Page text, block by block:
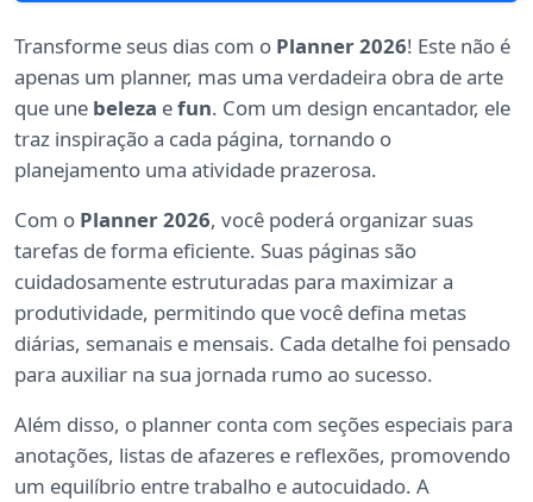
Transforme seus dias com o Planner 2026! Este não é
apenas um planner, mas uma verdadeira obra de arte
que une beleza efun. Com um design encantador, ele
traz inspiração a cada página, tornando o
planejamento uma atividade prazerosa.
Com o Planner 2026, você poderá organizar suas
tarefas de forma eficiente. Suas páginas são
cuidadosamente estruturadas para maximizar a
produtividade, permitindo que você defina metas
diárias, semanais e mensais. Cada detalhe foi pensado
para auxiliar na sua jornada rumo ao sucesso.
Além disso, o planner conta com seções especiais para
anotações, listas de afazeres e reflexões, promovendo
um equilíbrio entre trabalho e autocuidado. A